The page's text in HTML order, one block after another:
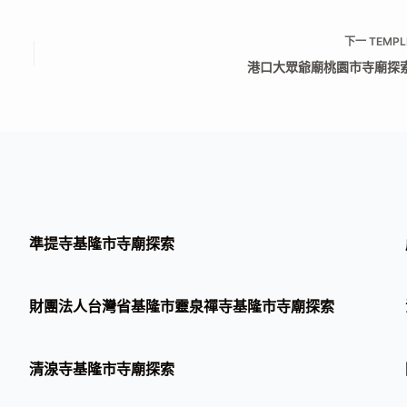
下一
港口大眾爺廟桃園市寺廟探
準提寺基隆市寺廟探索
財團法人台灣省基隆市靈泉禪寺基隆市寺廟探索
清湶寺基隆市寺廟探索